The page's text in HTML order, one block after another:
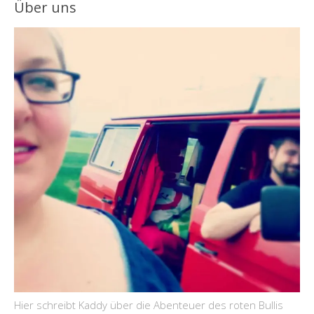
Über uns
Hier schreibt Kaddy über die Abenteuer des roten Bullis